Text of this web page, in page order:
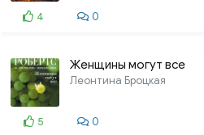
4
0
Женщины могут все
Леонтина Броцкая
5 0